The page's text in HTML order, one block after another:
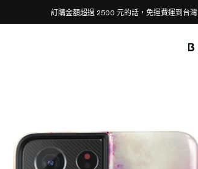
訂購金額超過 2500 元的話，免運費運到台灣